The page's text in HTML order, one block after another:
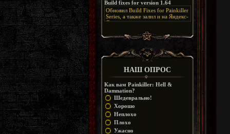
дико отвлекает от обсуждения
скринов.
Resurrection, но настолько что не
особо уже и узнаётся
Build fixes for version 1.64
Обновил Build Fixes for Painkiller
Series, а также залил и на Яндекс-
Диск
https://disk.yandex.ru/d/_zvZekuO5FTd3Q
НАШ ОПРОС
Как вам Painkiller: Hell &
Damnation?
Шедеврально!
Хорошо
Неплохо
Плохо
Ужасно